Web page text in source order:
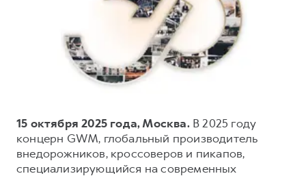
DARGO X
от 3 499 000 ₽
Трейд-ин
КРЕДИТ И СТРАХОВАНИЕ
Страхование
Кредит
СЕРВИСНОЕ ОБСЛУЖИВАНИЕ
Нулевое ТО
Программа «Помощь на дороге»
Регламенты технического обслуживания
ПОДДЕРЖКА
Наша команда
15 октября 2025 года, Москва.В 2025 году
концерн GWM, глобальный производитель
внедорожников, кроссоверов и пикапов,
специализирующийся на современных